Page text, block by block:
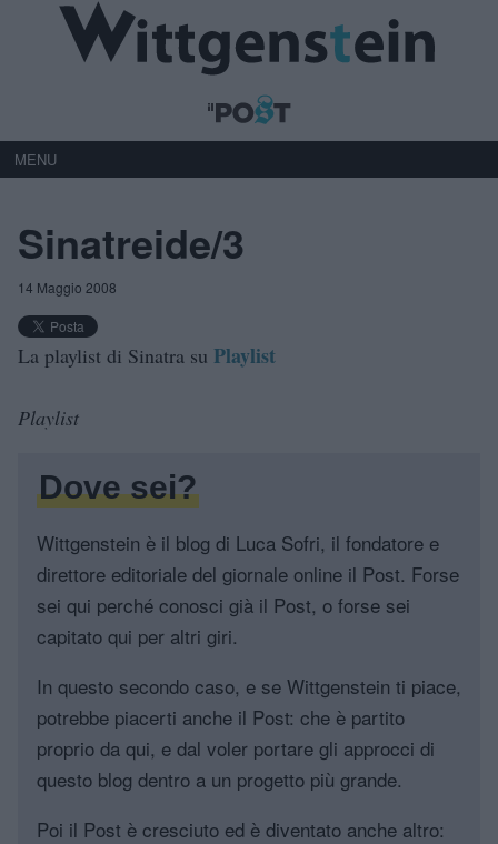
MENU
Sinatreide/3
14 Maggio 2008
La playlist di Sinatra su Playlist
Playlist
Dove sei?
Wittgenstein è il blog di Luca Sofri, il fondatore e
direttore editoriale del giornale online il Post. Forse
sei qui perché conosci già il Post, o forse sei
capitato qui per altri giri.
In questo secondo caso, e se Wittgenstein ti piace,
potrebbe piacerti anche il Post: che è partito
proprio da qui, e dal voler portare gli approcci di
questo blog dentro a un progetto più grande.
Poi il Post è cresciuto ed è diventato anche altro: